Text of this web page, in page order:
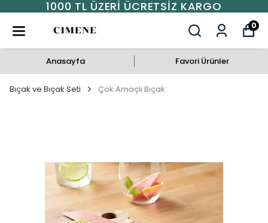
1000 TL ÜZERI ÜCRETSIZ KARGO
0
Anasayfa Favori Ürünler
Bıçak ve Bıçak Seti Çok Amaçlı Bıçak